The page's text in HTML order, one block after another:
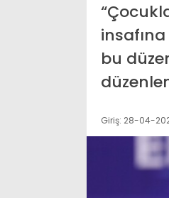
bu
Giriş: 28-04-